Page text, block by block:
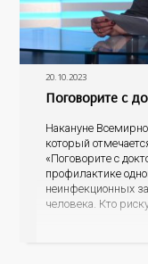
20.10.2023
Поговорите с
Накануне
который
«Поговорите с
профилактике
неинфекционных
человека. Кто